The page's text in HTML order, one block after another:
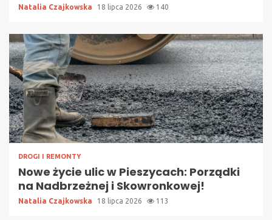
Natalia Czajkowska 18 lipca 2026 140
DROGI I REMONTY
Nowe życie ulic w Pieszycach: Porządki
na Nadbrzeżnej i Skowronkowej!
Natalia Czajkowska 18 lipca 2026 113